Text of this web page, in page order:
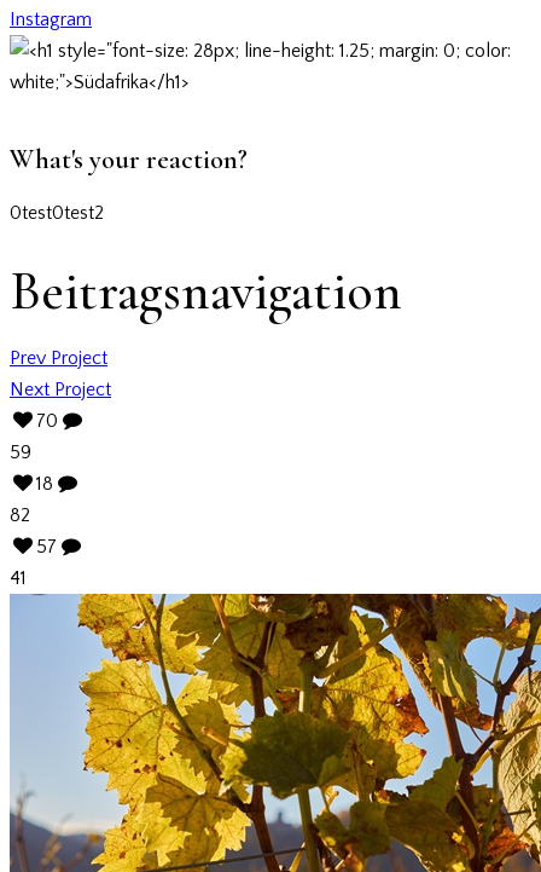
Instagram
What's your reaction?
0test0test2
Beitragsnavigation
Prev Project
Next Project
70
59
18
82
57
41